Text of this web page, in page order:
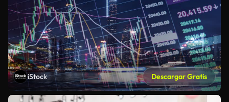
iStock Descargar Gratis